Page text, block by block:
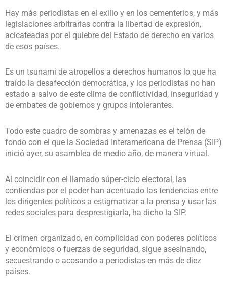
Hay más periodistas en el exilio y en los cementerios, y más
legislaciones arbitrarias contra la libertad de expresión,
acicateadas por el quiebre del Estado de derecho en varios
de esos países.
Es un tsunami de atropellos a derechos humanos lo que ha
traído la desafección democrática, y los periodistas no han
estado a salvo de este clima de conflictividad, inseguridad y
de embates de gobiernos y grupos intolerantes.
Todo este cuadro de sombras y amenazas es el telón de
fondo con el que la Sociedad Interamericana de Prensa (SIP)
inició ayer, su asamblea de medio año, de manera virtual.
Al coincidir con el llamado súper-ciclo electoral, las
contiendas por el poder han acentuado las tendencias entre
los dirigentes políticos a estigmatizar a la prensa y usar las
redes sociales para desprestigiarla, ha dicho la SIP.
El crimen organizado, en complicidad con poderes políticos
y económicos o fuerzas de seguridad, sigue asesinando,
secuestrando o acosando a periodistas en más de diez
países.